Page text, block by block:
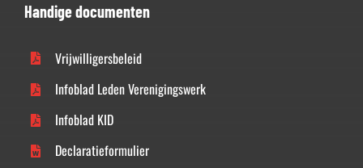
Handige documenten
Vrijwilligersbeleid
Infoblad Leden Verenigingswerk
Infoblad KID
Declaratieformulier